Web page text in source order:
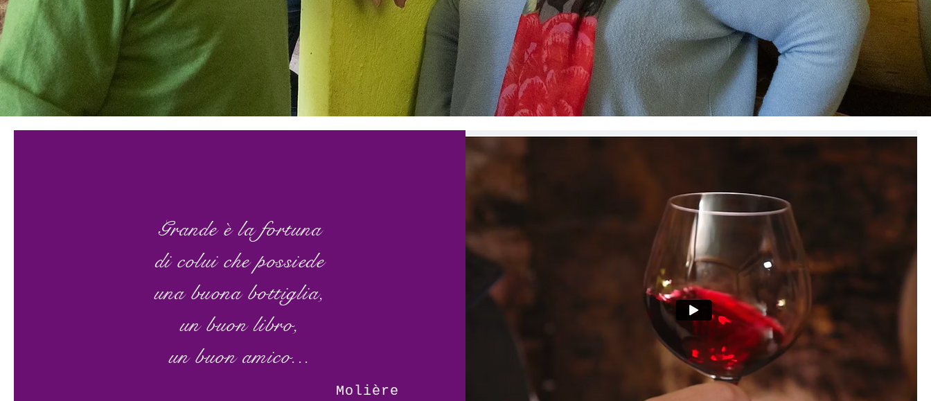
Grande è la fortuna
di colui che possiede
una buona bottiglia,
un buon libro,
un buon amico...
Molière